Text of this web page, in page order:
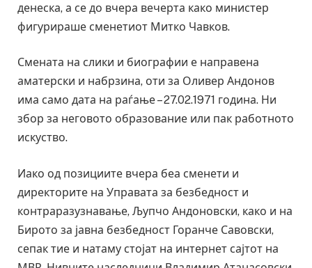
денеска, а се до вчера вечерта како министер
фигурираше сменетиот Митко Чавков.
Смената на слики и биографии е направена
аматерски и набрзина, оти за Оливер Андонов
има само дата на раѓање – 27.02.1971 година. Ни
збор за неговото образование или пак работното
искуство.
Иако од позициите вчера беа сменети и
директорите на Управата за безбедност и
контраразузнавање, Љупчо Андоновски, како и на
Бирото за јавна безбедност Горанче Савовски,
сепак тие и натаму стојат на интернет сајтот на